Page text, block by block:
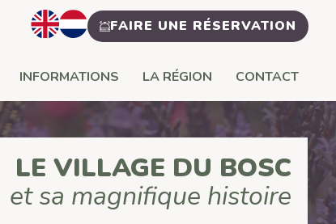
INFORMATIONS LA RÉGION CONTACT
FAIRE UNE RÉSERVATION
LE VILLAGE DU BOSC
et sa magnifique histoire